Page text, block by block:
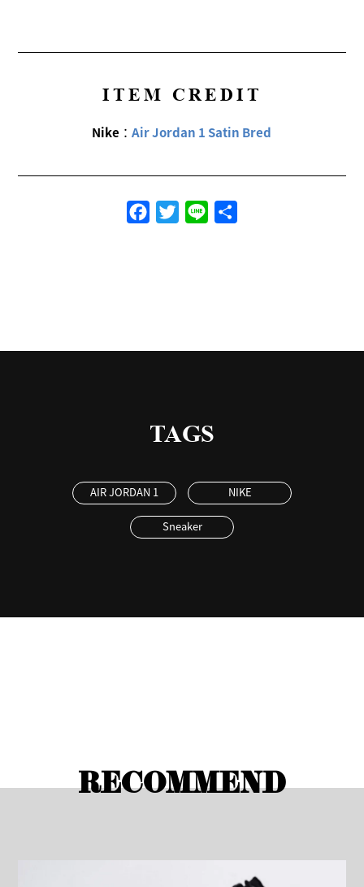
ITEM CREDIT
Nike ：Air Jordan 1 Satin Bred
FacebookTwitterLine
TAGS
AIR JORDAN 1 NIKE
Sneaker
RECOMMEND